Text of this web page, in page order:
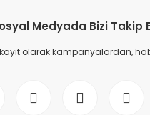
Medyada Bizi Takip
olarak kampanyalardan,